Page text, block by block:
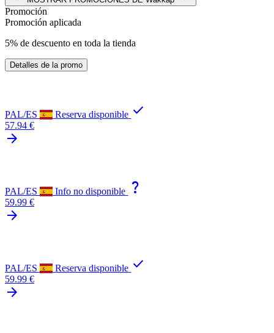
Promoción
Promoción aplicada
5% de descuento en toda la tienda
Detalles de la promo
PAL/ES Reserva disponible check
57.94 €
arrow_forward
PAL/ES Info no disponible question_mark
59.99 €
arrow_forward
PAL/ES Reserva disponible check
59.99 €
arrow_forward